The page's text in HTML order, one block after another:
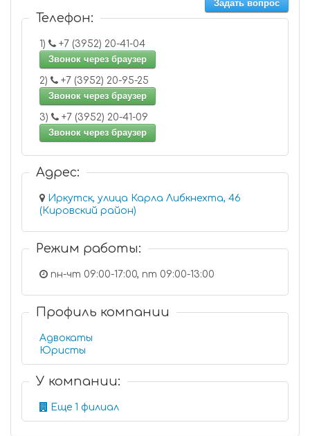
Задать вопрос
Телефон:
1)
+7 (3952) 20-41-04
Звонок через браузер
2)
+7 (3952) 20-95-25
Звонок через браузер
3)
+7 (3952) 20-41-09
Звонок через браузер
Адрес:
Иркутск, улица Карла Либкнехта, 46
(Кировский район)
Режим работы:
пн-чт 09:00-17:00, пт 09:00-13:00
Профиль компании
Адвокаты
Юристы
У компании:
Еще 1 филиал